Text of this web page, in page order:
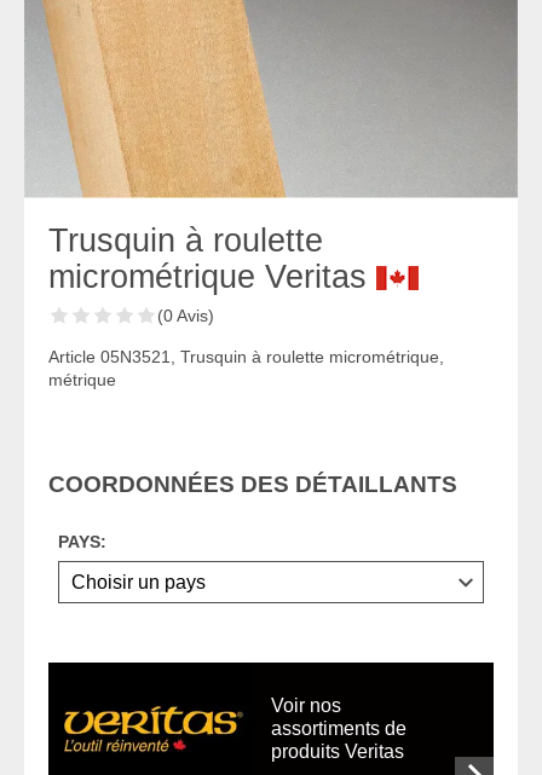
Trusquin à roulette
micrométrique Veritas
(0 Avis)
Article 05N3521, Trusquin à roulette micrométrique,
métrique
COORDONNÉES DES DÉTAILLANTS
PAYS:
Voir nos
assortiments de
produits Veritas